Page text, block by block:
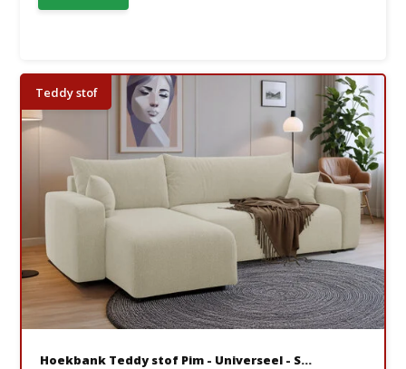
Teddy stof
Hoekbank Teddy stof Pim - Universeel - S...